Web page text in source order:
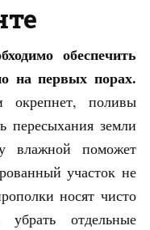
обеспечить
на первых порах.
окрепнет, поливы
пересыхания земли
влажной поможет
участок не
носят чисто
отдельные